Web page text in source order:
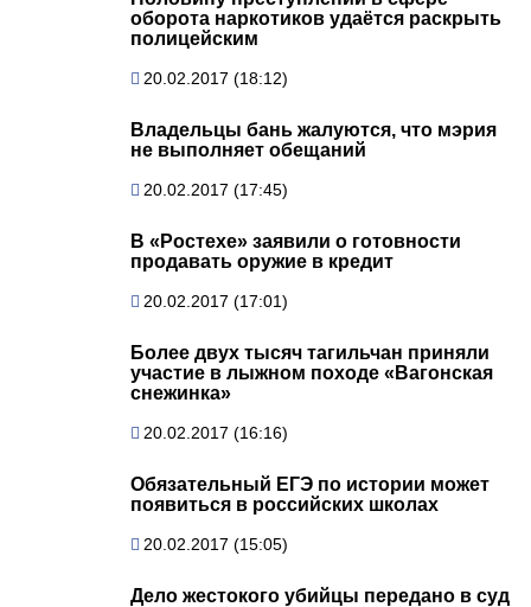
оборота наркотиков удаётся раскрыть
полицейским
20.02.2017 (18:12)
Владельцы бань жалуются, что мэрия
не выполняет обещаний
20.02.2017 (17:45)
В «Ростехе» заявили о готовности
продавать оружие в кредит
20.02.2017 (17:01)
Более двух тысяч тагильчан приняли
участие в лыжном походе «Вагонская
снежинка»
20.02.2017 (16:16)
Обязательный ЕГЭ по истории может
появиться в российских школах
20.02.2017 (15:05)
Дело жестокого убийцы передано в суд